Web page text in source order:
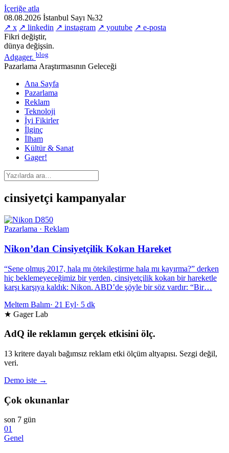
İçeriğe atla
08.08.2026 İstanbul Sayı №32
↗ x ↗ linkedin ↗ instagram ↗ youtube ↗ e-posta
Fikri değiştir,
dünya değişsin.
Adgager. blog
Pazarlama Araştırmasının Geleceği
Ana Sayfa
Pazarlama
Reklam
Teknoloji
İyi Fikirler
İlginç
İlham
Kültür & Sanat
Gager!
cinsiyetçi kampanyalar
Pazarlama · Reklam
Nikon’dan Cinsiyetçilik Kokan Hareket
“Sene olmuş 2017, hala mı ötekileştirme hala mı kayırma?” derken
hiç beklemeyeceğimiz bir yerden, cinsiyetçilik kokan bir hareketle
karşı karşıya kaldık: Nikon. ABD’de şöyle bir söz vardır: “Bir…
Meltem Balım· 21 Eyl· 5 dk
★ Gager Lab
AdQ ile reklamın gerçek etkisini ölç.
13 kritere dayalı bağımsız reklam etki ölçüm altyapısı. Sezgi değil,
veri.
Demo iste →
Çok okunanlar
son 7 gün
01
Genel